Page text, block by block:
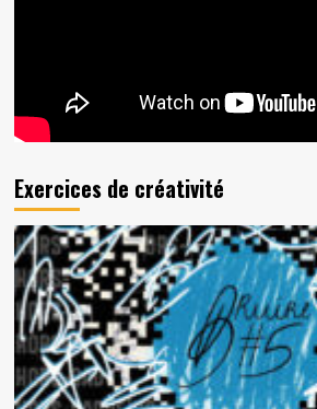
Exercices de créativité